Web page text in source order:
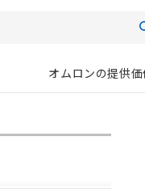
オムロンの提供価